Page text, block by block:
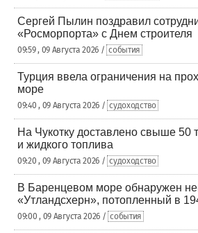
Сергей Пылин поздравил
«Росморпорта» с Днем строителя
09:59 , 09 Августа 2026 / события
Турция ввела ограничения на
море
09:40 , 09 Августа 2026 / судоходство
На Чукотку доставлено свыше 50
и жидкого топлива
09:20 , 09 Августа 2026 / судоходство
В Баренцевом море обнаружен
«Утландсхерн», потопленный в
09:00 , 09 Августа 2026 / события